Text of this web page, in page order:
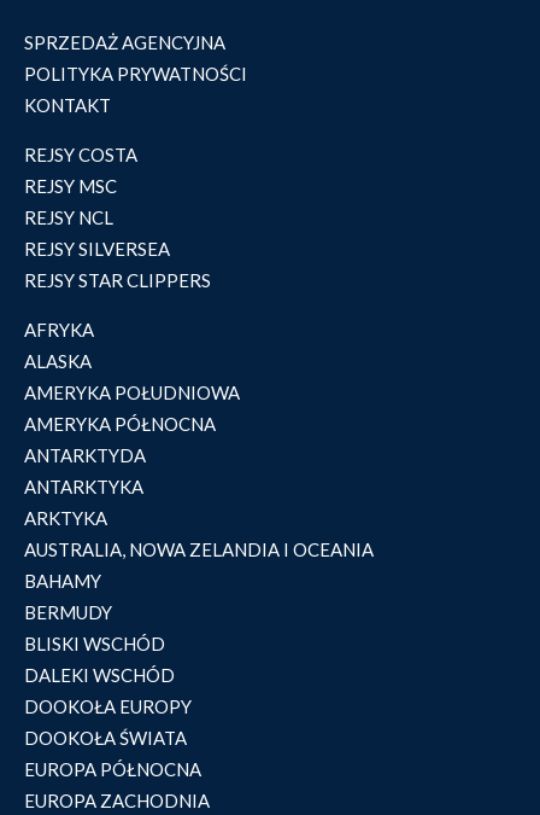
SPRZEDAŻ AGENCYJNA
POLITYKA PRYWATNOŚCI
KONTAKT
REJSY COSTA
REJSY MSC
REJSY NCL
REJSY SILVERSEA
REJSY STAR CLIPPERS
AFRYKA
ALASKA
AMERYKA POŁUDNIOWA
AMERYKA PÓŁNOCNA
ANTARKTYDA
ANTARKTYKA
ARKTYKA
AUSTRALIA, NOWA ZELANDIA I OCEANIA
BAHAMY
BERMUDY
BLISKI WSCHÓD
DALEKI WSCHÓD
DOOKOŁA EUROPY
DOOKOŁA ŚWIATA
EUROPA PÓŁNOCNA
EUROPA ZACHODNIA